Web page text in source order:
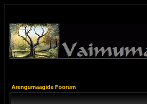
Arengumaagide Foorum